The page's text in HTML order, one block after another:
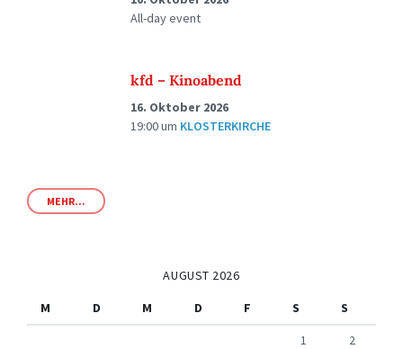
All-day event
kfd – Kinoabend
16. Oktober 2026
19:00um KLOSTERKIRCHE
MEHR...
AUGUST 2026
M
D M D F S
S
1
2